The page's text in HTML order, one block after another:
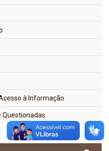
à Informação
Questionadas